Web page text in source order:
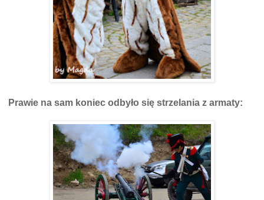
Prawie na sam koniec odbyło się strzelania z armaty: